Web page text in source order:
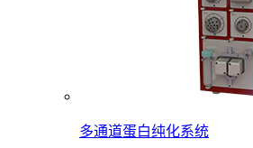
多通道蛋白纯化系统